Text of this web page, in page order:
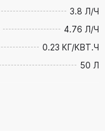
3.8 Л/Ч
4.76 Л/Ч
0.23 КГ/КВТ.Ч
50 Л